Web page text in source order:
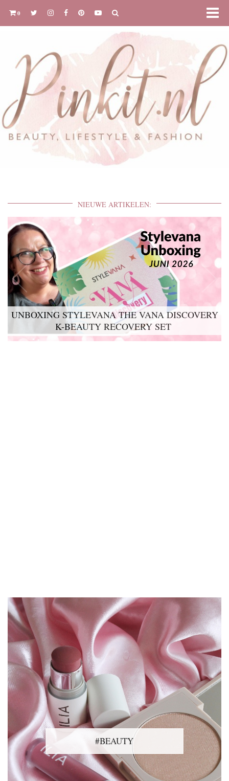
0
NIEUWE ARTIKELEN:
UNBOXING STYLEVANA THE VANA DISCOVERY
K-BEAUTY RECOVERY SET
LYKO LOVABLES THE BDAY KIT 2026 UNBOXING
#BEAUTY